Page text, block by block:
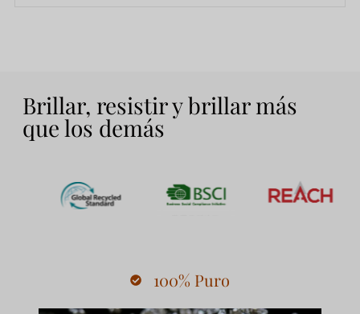
Brillar, resistir y brillar más
que los demás
100% Puro